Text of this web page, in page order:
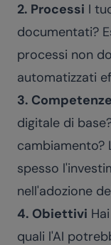
2. Processi I
documentati?
processi non
automatizzati
3. Competenze
digitale di
cambiamento?
spesso
nell'adozione
4. Obiettivi
quali l'AI